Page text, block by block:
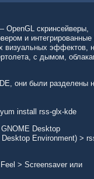
OpenGL скринсейверы,
и интегрированные
визуальных эффектов,
с дымом,
они были разделены
install rss-glx-kde
Desktop
Environment) >
> Screensaver или